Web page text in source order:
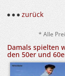
zurück
* Alle
Damals spielten
den 50er und